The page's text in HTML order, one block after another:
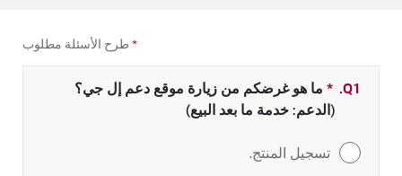
* طرح الأسئلة مطلوب
Q1.
* حقل مطلوب
ما هو غرضكم من زيارة موقع دعم إل جي؟
(الدعم: خدمة ما بعد البيع)
تسجيل المنتج.